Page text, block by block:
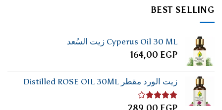
BEST SELLING
Cyperus Oil 30 ML زيت السُعد
164,00 EGP
زيت الورد مقطر Distilled ROSE OIL 30ML
تم
289,00 EGP